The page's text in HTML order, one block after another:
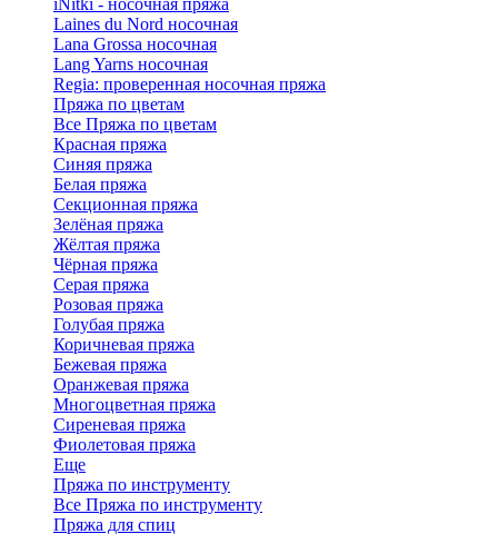
Laines du Nord носочная
Lana Grossa носочная
Lang Yarns носочная
Regia: проверенная носочная пряжа
Пряжа по цветам
Все Пряжа по цветам
Красная пряжа
Синяя пряжа
Белая пряжа
Секционная пряжа
Зелёная пряжа
Жёлтая пряжа
Чёрная пряжа
Серая пряжа
Розовая пряжа
Голубая пряжа
Коричневая пряжа
Бежевая пряжа
Оранжевая пряжа
Многоцветная пряжа
Сиреневая пряжа
Фиолетовая пряжа
Еще
Пряжа по инструменту
Все Пряжа по инструменту
Пряжа для спиц